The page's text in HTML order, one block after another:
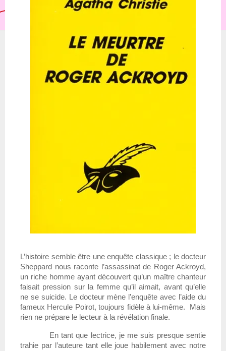
L’histoire semble être une enquête classique ; le docteur
Sheppard nous raconte l’assassinat de Roger Ackroyd,
un riche homme ayant découvert qu’un maître chanteur
faisait pression sur la femme qu’il aimait, avant qu’elle
ne se suicide. Le docteur mène l’enquête avec l’aide du
fameux Hercule Poirot, toujours fidèle à lui-même.  Mais
rien ne prépare le lecteur à la révélation finale.
En tant que lectrice, je me suis presque sentie
trahie par l’auteure tant elle joue habilement avec notre